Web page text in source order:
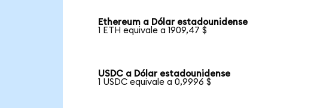
Ethereum a Dólar estadounidense
1 ETH equivale a 1909,47 $
USDC a Dólar estadounidense
1 USDC equivale a 0,9996 $